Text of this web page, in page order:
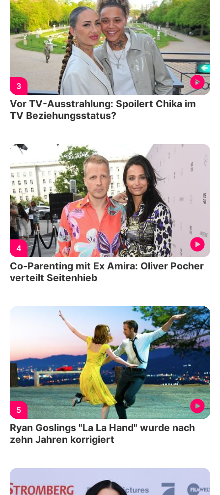
3
Vor TV-Ausstrahlung: Spoilert Chika im
TV Beziehungsstatus?
4
Co-Parenting mit Ex Amira: Oliver Pocher
verteilt Seitenhieb
5
Ryan Goslings "La La Hand" wurde nach
zehn Jahren korrigiert